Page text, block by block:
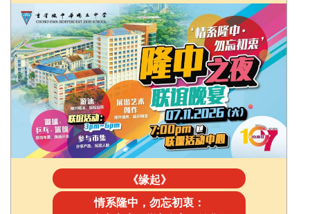
《缘起》
情系隆中，勿忘初衷：